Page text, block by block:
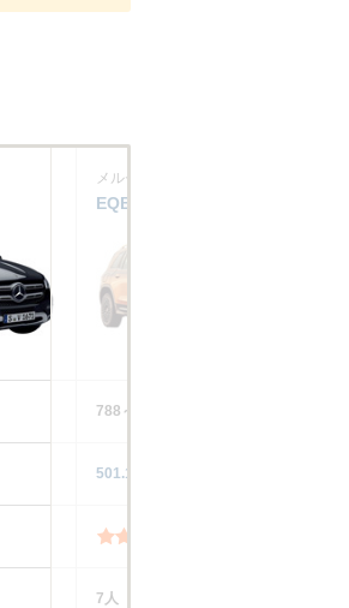
メルセデス・ベンツ
EQB
788～965.8万円
501.1万円
7人